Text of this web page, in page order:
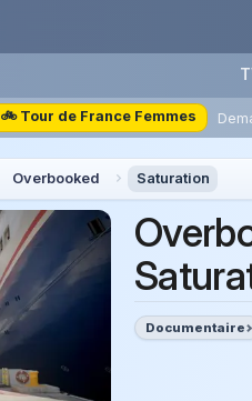
🚲 Tour de France Femmes
Overbooked Saturation
Documentaire